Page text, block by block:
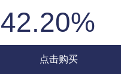
42.20%
点击购买